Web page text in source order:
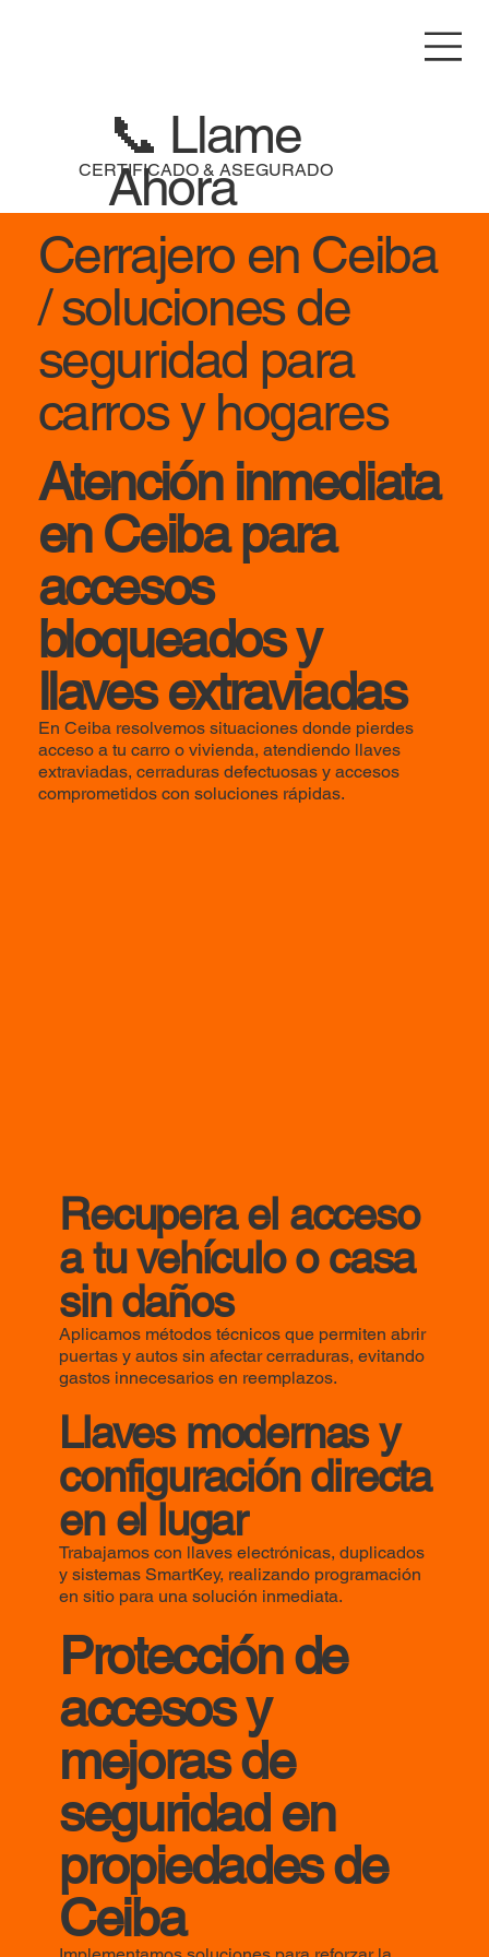
CERTIFICADO & ASEGURADO
📞 Llame
Ahora
Cerrajero en Ceiba
/ soluciones de
seguridad para
carros y hogares
Atención inmediata
en Ceiba para
accesos
bloqueados y
llaves extraviadas
En Ceiba resolvemos situaciones donde pierdes
acceso a tu carro o vivienda, atendiendo llaves
extraviadas, cerraduras defectuosas y accesos
comprometidos con soluciones rápidas.
Recupera el acceso
a tu vehículo o casa
sin daños
Aplicamos métodos técnicos que permiten abrir
puertas y autos sin afectar cerraduras, evitando
gastos innecesarios en reemplazos.
Llaves modernas y
configuración directa
en el lugar
Trabajamos con llaves electrónicas, duplicados
y sistemas SmartKey, realizando programación
en sitio para una solución inmediata.
Protección de
accesos y
mejoras de
seguridad en
propiedades de
Ceiba